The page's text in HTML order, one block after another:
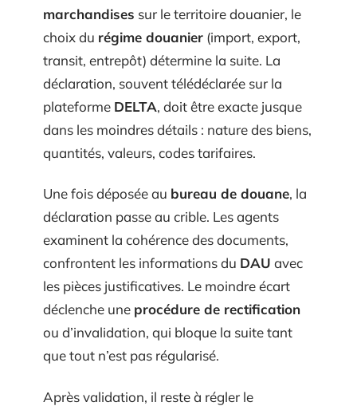
marchandises sur le territoire douanier, le
choix du régime douanier (import, export,
transit, entrepôt) détermine la suite. La
déclaration, souvent télédéclarée sur la
plateforme DELTA, doit être exacte jusque
dans les moindres détails : nature des biens,
quantités, valeurs, codes tarifaires.
Une fois déposée au bureau de douane, la
déclaration passe au crible. Les agents
examinent la cohérence des documents,
confrontent les informations du DAU avec
les pièces justificatives. Le moindre écart
déclenche une procédure de rectification
ou d’invalidation, qui bloque la suite tant
que tout n’est pas régularisé.
Après validation, il reste à régler le